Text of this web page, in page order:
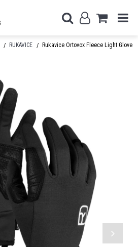
RUKAVICE
Rukavice Ortovox Fleece Light Glove